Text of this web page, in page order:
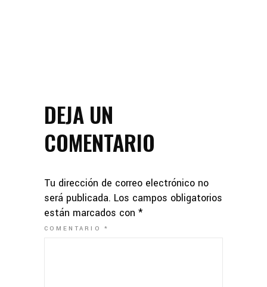
DEJA UN
COMENTARIO
Tu dirección de correo electrónico no
será publicada. Los campos obligatorios
están marcados con *
COMENTARIO*